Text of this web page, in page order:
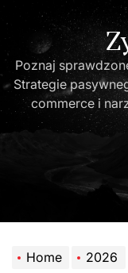
to
content
Poznaj
Strategie
commerce i
Home 2026